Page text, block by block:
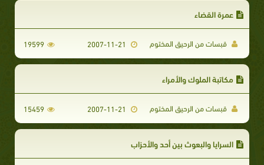
عمرة القضاء
قبسات من الرحيق المختوم 19599
مكاتبة الملوك والأمراء
قبسات من الرحيق المختوم 15459
السرايا والبعوث بين أحد والأحزاب